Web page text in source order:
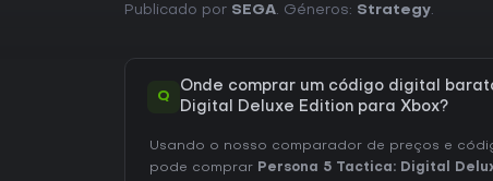
Publicado por SEGA. Géneros: Strategy.
Q
Onde comprar um código digital
Digital Deluxe Edition para Xbox?
Usando o nosso comparador de preços e
pode comprar Persona 5 Tactica: Digital